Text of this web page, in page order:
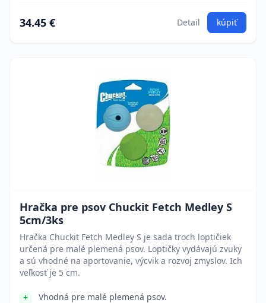
34.45 € Detail kúpiť
Hračka pre psov Chuckit Fetch Medley S
5cm/3ks
Hračka Chuckit Fetch Medley S je sada troch loptičiek
určená pre malé plemená psov. Loptičky vydávajú zvuky
a sú vhodné na aportovanie, výcvik a rozvoj zmyslov. Ich
veľkosť je 5 cm.
Vhodná pre malé plemená psov.